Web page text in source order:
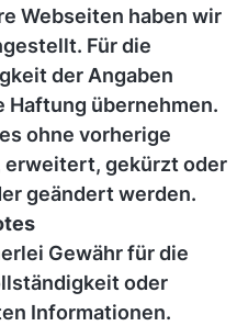
Webseiten haben wir
Für die
der Angaben
Haftung übernehmen.
ohne vorherige
gekürzt oder
geändert werden.
Gewähr für die
oder
Informationen.